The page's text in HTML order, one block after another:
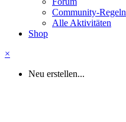
Community-Regeln
Alle Aktivitäten
Shop
×
Neu erstellen...